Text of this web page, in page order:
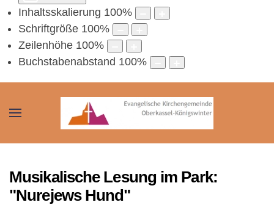
Inhaltsskalierung 100%
Schriftgröße 100%
Zeilenhöhe 100%
Buchstabenabstand 100%
Musikalische Lesung im Park:
"Nurejews Hund"